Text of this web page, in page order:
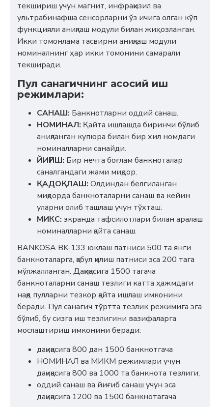
текшириш учун магнит, инфрақизил ва
ультрабинафша сенсорларни ўз ичига олган кўп
функцияли аниқлаш модули билан жиҳозланган.
Икки томонлама тасвирни аниқлаш модули
номиналнинг ҳар икки томонини самарали
текширади.
Пул санагичнинг асосий иш
режимлари:
САНАШ: Банкнотларни оддий санаш.
НОМИНАЛ: Қайта ишлашда биринчи бўлиб
аниқланган купюра билан бир хил номдаги
номиналларни санайди.
ЙИҒИШ: Бир нечта боғлам банкноталар
саналгандаги жами миқдор.
ҚАДОҚЛАШ: Олдиндан белгиланган
миқдорда банкноталарни санаш ва кейин
уларни олиб ташлаш учун тўхташ.
МИКС: экранда тафсилотлари билан аралаш
номиналларни қайта санаш.
BANKOSA BK-133 юклаш патниси 500 та янги
банкноталарга, қабул қилиш патниси эса 200 тага
мўлжалланган. Дақиқасига 1500 тагача
банкноталарни санаш тезлиги катта ҳажмдаги
нақд пулларни тезкор қайта ишлаш имконини
беради. Пул санагич тўртта тезлик режимига эга
бўлиб, бу сизга иш тезлигини вазифаларга
мослаштириш имконини беради:
дақиқасига 800 дан 1500 банкнотгача
НОМИНАЛ ва МИКМ режимлари учун
дақиқасига 800 ва 1000 та банкнота тезлиги;
оддий санаш ва йиғиб санаш учун эса
дақиқасига 1200 ва 1500 банкнотагача